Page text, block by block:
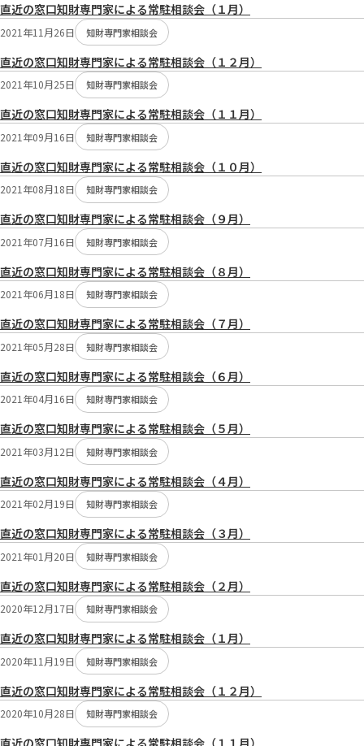
直近の窓口知財専門家による常駐相談会（１月）
2021年11月26日 知財専門家相談会
直近の窓口知財専門家による常駐相談会（１２月）
2021年10月25日 知財専門家相談会
直近の窓口知財専門家による常駐相談会（１１月）
2021年09月16日 知財専門家相談会
直近の窓口知財専門家による常駐相談会（１０月）
2021年08月18日 知財専門家相談会
直近の窓口知財専門家による常駐相談会（９月）
2021年07月16日 知財専門家相談会
直近の窓口知財専門家による常駐相談会（８月）
2021年06月18日 知財専門家相談会
直近の窓口知財専門家による常駐相談会（７月）
2021年05月28日 知財専門家相談会
直近の窓口知財専門家による常駐相談会（６月）
2021年04月16日 知財専門家相談会
直近の窓口知財専門家による常駐相談会（５月）
2021年03月12日 知財専門家相談会
直近の窓口知財専門家による常駐相談会（４月）
2021年02月19日 知財専門家相談会
直近の窓口知財専門家による常駐相談会（３月）
2021年01月20日 知財専門家相談会
直近の窓口知財専門家による常駐相談会（２月）
2020年12月17日 知財専門家相談会
直近の窓口知財専門家による常駐相談会（１月）
2020年11月19日 知財専門家相談会
直近の窓口知財専門家による常駐相談会（１２月）
2020年10月28日 知財専門家相談会
直近の窓口知財専門家による常駐相談会（１１月）